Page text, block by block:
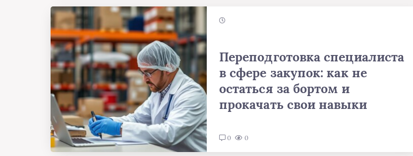
Переподготовка специалиста
в сфере закупок: как не
остаться за бортом и
прокачать свои навыки
0 0